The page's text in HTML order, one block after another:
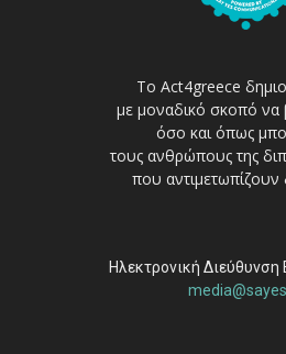
Το Act4greece
με μοναδικό σκοπό
όσο και όπως
τους ανθρώπους της
που αντιμετωπίζουν
Ηλεκτρονική Διεύθυνση